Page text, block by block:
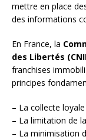
mettre en place
des informations
En France, la
des Libertés
franchises
principes
– La collecte
– La limitation de
– La minimisation